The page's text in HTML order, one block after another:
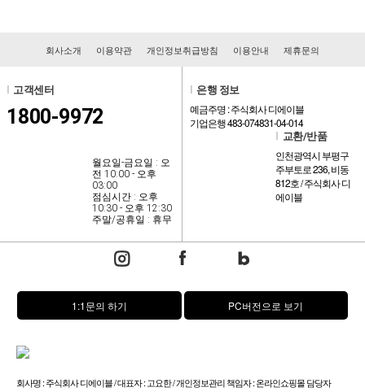
회사소개 이용약관 개인정보취급방침 이용안내 제휴문의
고객센터
1800-9972
월요일-금요일 : 오
전 10:00 - 오후
03:00
점심시간 : 오후
10:30 - 오후 12:30
주말/공휴일 : 휴무
은행 정보
예금주명 : 주식회사 디에이블
기업은행 483-074831-04-014
교환/반품
인천광역시 부평구
주부토로 236, 비동
812호 / 주식회사 디
에이블
1:1문의 하기 PC버전으로 보기
회사명 : 주식회사 디에이블 / 대표자 : 고요한 / 개인정보관리 책임자 : 온라인쇼핑몰 담당자